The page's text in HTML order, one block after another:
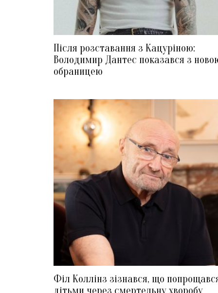
Після розставання з Кацуріною:
Володимир Дантес показався з
обраницею
Філ Коллінз зізнався, що